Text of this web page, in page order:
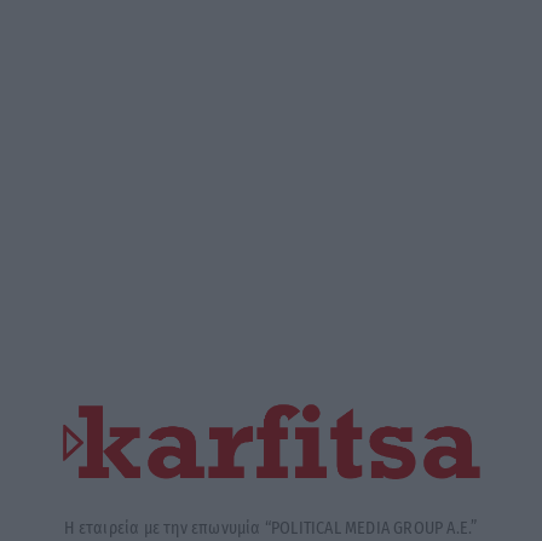
Η εταιρεία με την επωνυμία “POLITICAL MEDIA GROUP A.E.”